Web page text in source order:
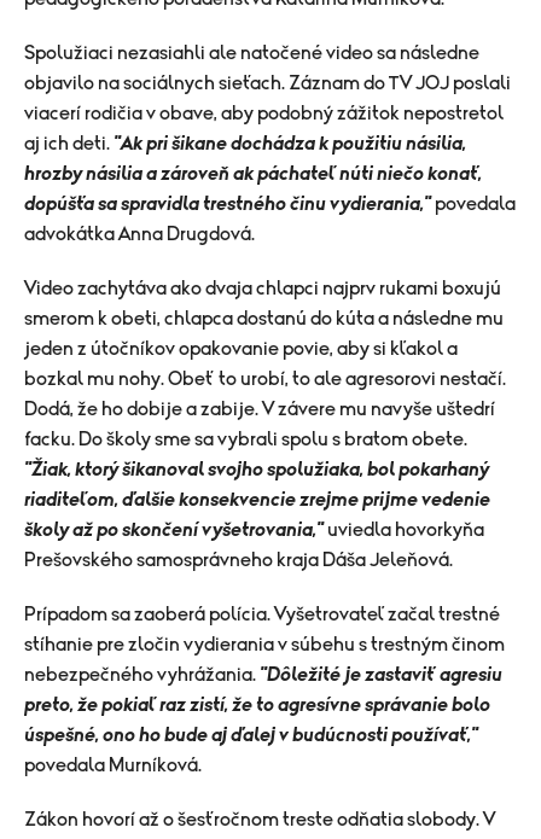
Spolužiaci nezasiahli ale natočené video sa následne
objavilo na sociálnych sieťach. Záznam do TV JOJ poslali
viacerí rodičia v obave, aby podobný zážitok nepostretol
aj ich deti. "Ak pri šikane dochádza k použitiu násilia,
hrozby násilia a zároveň ak páchateľ núti niečo konať,
dopúšťa sa spravidla trestného činu vydierania,"povedala
advokátka Anna Drugdová.
Video zachytáva ako dvaja chlapci najprv rukami boxujú
smerom k obeti, chlapca dostanú do kúta a následne mu
jeden z útočníkov opakovanie povie, aby si kľakol a
bozkal mu nohy. Obeť to urobí, to ale agresorovi nestačí.
Dodá, že ho dobije a zabije. V závere mu navyše uštedrí
facku. Do školy sme sa vybrali spolu s bratom obete.
"Žiak, ktorý šikanoval svojho spolužiaka, bol pokarhaný
riaditeľom, ďalšie konsekvencie zrejme prijme vedenie
školy až po skončení vyšetrovania,"uviedla hovorkyňa
Prešovského samosprávneho kraja Dáša Jeleňová.
Prípadom sa zaoberá polícia. Vyšetrovateľ začal trestné
stíhanie pre zločin vydierania v súbehu s trestným činom
nebezpečného vyhrážania. "Dôležité je zastaviť agresiu
preto, že pokiaľ raz zistí, že to agresívne správanie bolo
úspešné, ono ho bude aj ďalej v budúcnosti používať,"
povedala Murníková.
Zákon hovorí až o šesťročnom treste odňatia slobody. V